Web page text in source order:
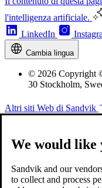
l'intelligenza artificiale.
LinkedIn
Cambia lingua
© 2026 Copyright
30 Stockholm,
Altri siti Web di Sandvik
We would like
Sandvik and our
to collect and process